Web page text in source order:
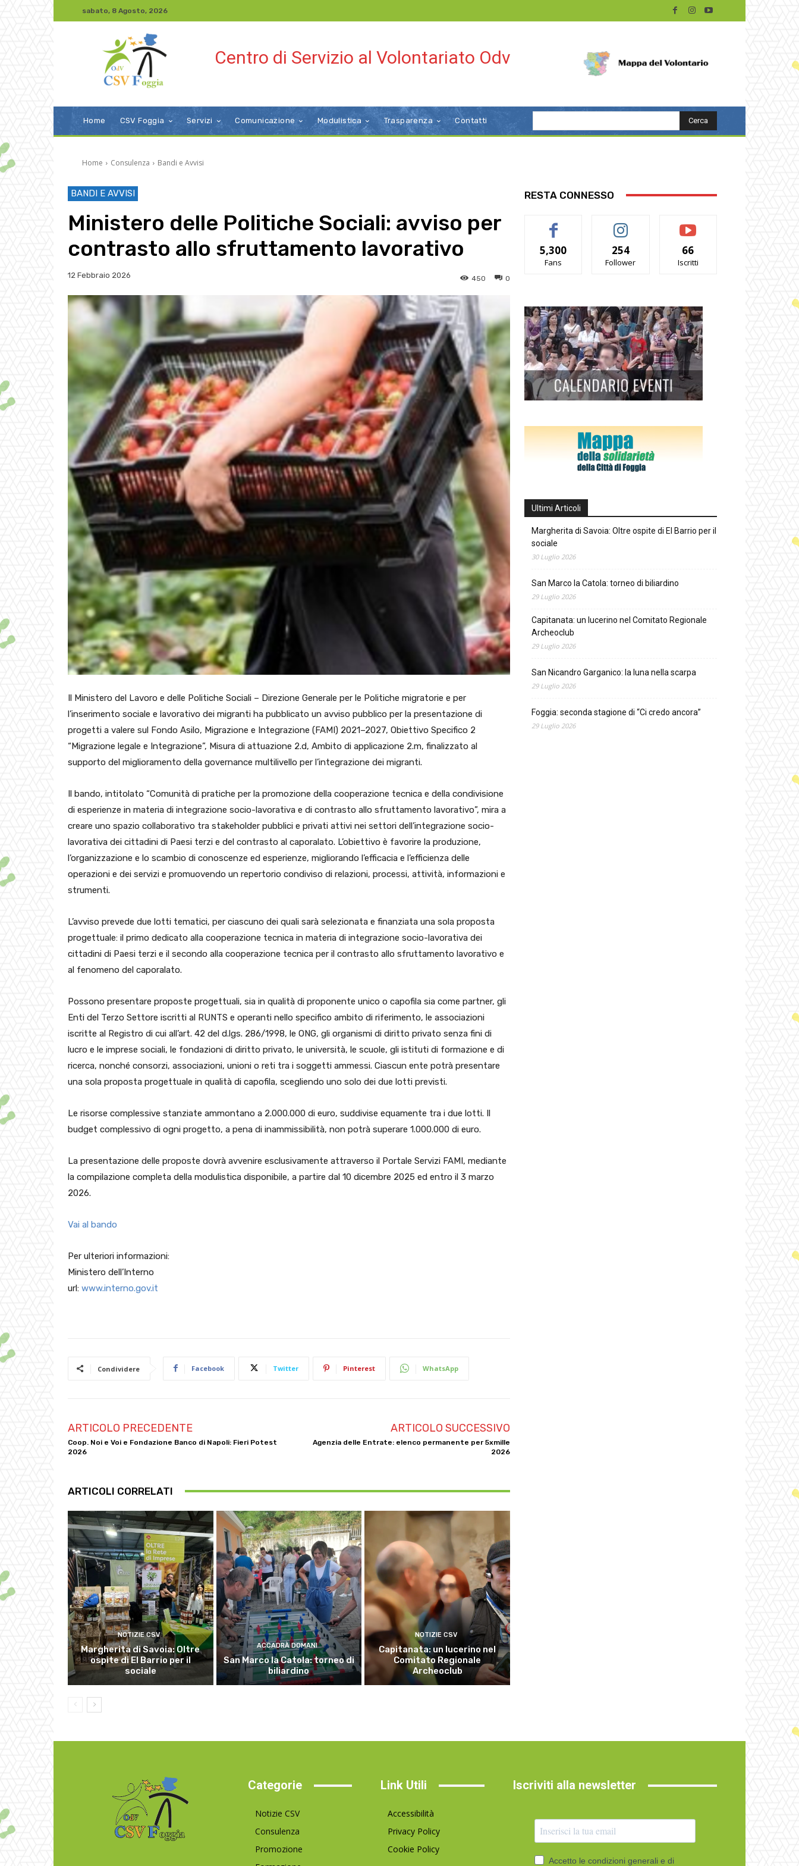
sabato, 8 Agosto, 2026
Centro di Servizio al Volontariato Odv
Home CSV Foggia Servizi Comunicazione Modulistica Trasparenza Contatti Cerca
Home Consulenza Bandi e Avvisi
BANDI E AVVISI
Ministero delle Politiche Sociali: avviso per
contrasto allo sfruttamento lavorativo
12 Febbraio 2026 0
450
Il Ministero del Lavoro e delle Politiche Sociali – Direzione Generale per le Politiche migratorie e per
l’inserimento sociale e lavorativo dei migranti ha pubblicato un avviso pubblico per la presentazione di
progetti a valere sul Fondo Asilo, Migrazione e Integrazione (FAMI) 2021–2027, Obiettivo Specifico 2
“Migrazione legale e Integrazione”, Misura di attuazione 2.d, Ambito di applicazione 2.m, finalizzato al
supporto del miglioramento della governance multilivello per l’integrazione dei migranti.
Il bando, intitolato “Comunità di pratiche per la promozione della cooperazione tecnica e della condivisione
di esperienze in materia di integrazione socio-lavorativa e di contrasto allo sfruttamento lavorativo”, mira a
creare uno spazio collaborativo tra stakeholder pubblici e privati attivi nei settori dell’integrazione socio-
lavorativa dei cittadini di Paesi terzi e del contrasto al caporalato. L’obiettivo è favorire la produzione,
l’organizzazione e lo scambio di conoscenze ed esperienze, migliorando l’efficacia e l’efficienza delle
operazioni e dei servizi e promuovendo un repertorio condiviso di relazioni, processi, attività, informazioni e
strumenti.
L’avviso prevede due lotti tematici, per ciascuno dei quali sarà selezionata e finanziata una sola proposta
progettuale: il primo dedicato alla cooperazione tecnica in materia di integrazione socio-lavorativa dei
cittadini di Paesi terzi e il secondo alla cooperazione tecnica per il contrasto allo sfruttamento lavorativo e
al fenomeno del caporalato.
Possono presentare proposte progettuali, sia in qualità di proponente unico o capofila sia come partner, gli
Enti del Terzo Settore iscritti al RUNTS e operanti nello specifico ambito di riferimento, le associazioni
iscritte al Registro di cui all’art. 42 del d.lgs. 286/1998, le ONG, gli organismi di diritto privato senza fini di
lucro e le imprese sociali, le fondazioni di diritto privato, le università, le scuole, gli istituti di formazione e di
ricerca, nonché consorzi, associazioni, unioni o reti tra i soggetti ammessi. Ciascun ente potrà presentare
una sola proposta progettuale in qualità di capofila, scegliendo uno solo dei due lotti previsti.
Le risorse complessive stanziate ammontano a 2.000.000 di euro, suddivise equamente tra i due lotti. Il
budget complessivo di ogni progetto, a pena di inammissibilità, non potrà superare 1.000.000 di euro.
La presentazione delle proposte dovrà avvenire esclusivamente attraverso il Portale Servizi FAMI, mediante
la compilazione completa della modulistica disponibile, a partire dal 10 dicembre 2025 ed entro il 3 marzo
2026.
Vai al bando
Per ulteriori informazioni:
Ministero dell’Interno
url: www.interno.gov.it
Condividere Facebook Twitter Pinterest WhatsApp
ARTICOLO PRECEDENTE
Coop. Noi e Voi e Fondazione Banco di Napoli: Fieri Potest
2026
ARTICOLO SUCCESSIVO
Agenzia delle Entrate: elenco permanente per 5xmille
2026
ARTICOLI CORRELATI
NOTIZIE CSV
Margherita di Savoia: Oltre
ospite di El Barrio per il
sociale
ACCADRÀ DOMANI
San Marco la Catola: torneo di
biliardino
NOTIZIE CSV
Capitanata: un lucerino nel
Comitato Regionale
Archeoclub
RESTA CONNESSO
5,300
Fans
254
Follower
66
Iscritti
Ultimi Articoli
Margherita di Savoia: Oltre ospite di El Barrio per il
sociale
30 Luglio 2026
San Marco la Catola: torneo di biliardino
29 Luglio 2026
Capitanata: un lucerino nel Comitato Regionale
Archeoclub
29 Luglio 2026
San Nicandro Garganico: la luna nella scarpa
29 Luglio 2026
Foggia: seconda stagione di “Ci credo ancora”
29 Luglio 2026
Categorie
Notizie CSV
Consulenza
Promozione
Link Utili
Accessibilità
Privacy Policy
Cookie Policy
Iscriviti alla newsletter